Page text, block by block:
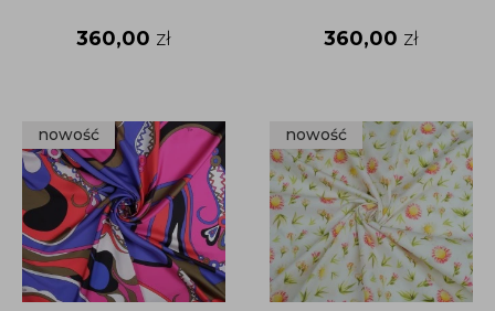
360,00 zł 360,00 zł
nowość nowość